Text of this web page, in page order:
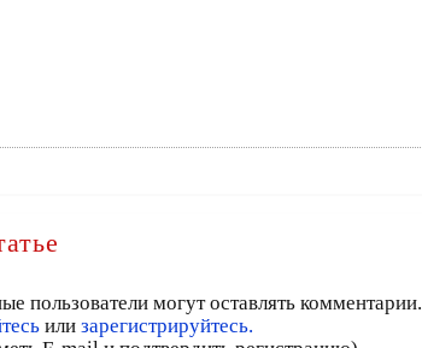
пользователи могут оставлять комментарии.
или зарегистрируйтесь.